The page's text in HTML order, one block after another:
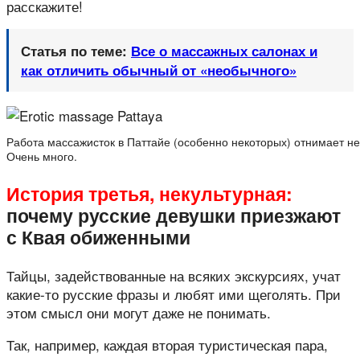
расскажите!
Статья по теме: Все о массажных салонах и
как отличить обычный от «необычного»
Работа массажисток в Паттайе (особенно некоторых) отнимает
Очень много.
История третья, некультурная:
почему русские девушки приезжают
с Квая обиженными
Тайцы, задействованные на всяких экскурсиях, учат
какие-то русские фразы и любят ими щеголять. При
этом смысл они могут даже не понимать.
Так, например, каждая вторая туристическая пара,